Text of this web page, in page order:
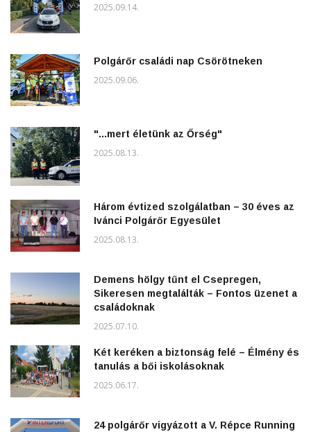
2025.09.14.
Polgárőr családi nap Csörötneken
2025.09.06.
"...mert életünk az Őrség"
2025.08.13.
Három évtized szolgálatban – 30 éves az
Ivánci Polgárőr Egyesület
2025.08.13.
Demens hölgy tűnt el Csepregen,
Sikeresen megtalálták – Fontos üzenet a
családoknak
2025.07.10.
Két keréken a biztonság felé – Élmény és
tanulás a bői iskolásoknak
2025.06.17.
24 polgárőr vigyázott a V. Répce Running